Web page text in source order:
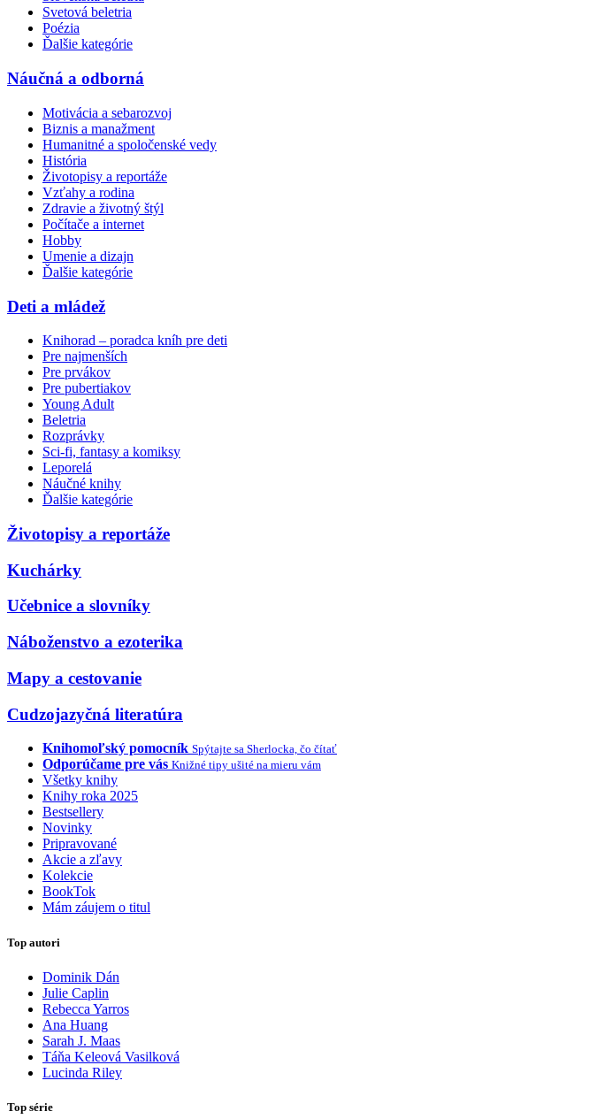
Svetová beletria
Poézia
Ďalšie kategórie
Náučná a odborná
Motivácia a sebarozvoj
Biznis a manažment
Humanitné a spoločenské vedy
História
Životopisy a reportáže
Vzťahy a rodina
Zdravie a životný štýl
Počítače a internet
Hobby
Umenie a dizajn
Ďalšie kategórie
Deti a mládež
Knihorad – poradca kníh pre deti
Pre najmenších
Pre prvákov
Pre pubertiakov
Young Adult
Beletria
Rozprávky
Sci-fi, fantasy a komiksy
Leporelá
Náučné knihy
Ďalšie kategórie
Životopisy a reportáže
Kuchárky
Učebnice a slovníky
Náboženstvo a ezoterika
Mapy a cestovanie
Cudzojazyčná literatúra
Knihomoľský pomocník Spýtajte sa Sherlocka, čo čítať
Odporúčame pre vás Knižné tipy ušité na mieru vám
Všetky knihy
Knihy roka 2025
Bestsellery
Novinky
Pripravované
Akcie a zľavy
Kolekcie
BookTok
Mám záujem o titul
Top autori
Dominik Dán
Julie Caplin
Rebecca Yarros
Ana Huang
Sarah J. Maas
Táňa Keleová Vasilková
Lucinda Riley
Top série